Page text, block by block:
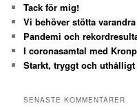
Tack för mig!
Vi behöver stötta
Pandemi och
I coronasamtal med
Starkt, tryggt och uthålligt
SENASTE KOMMENTARER